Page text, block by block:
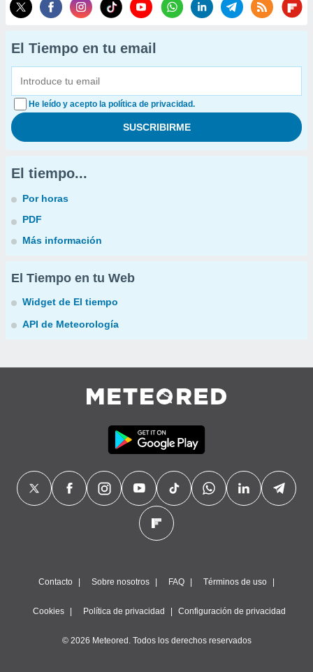
El Tiempo en tu email
He leído y acepto la política de privacidad.
El tiempo...
Por horas
PDF
Más información
El Tiempo en tu Web
Widget de El tiempo
API de Meteorología
Contacto Sobre nosotros FAQ Términos de uso
Cookies Política de privacidad Configuración de privacidad
© 2026 Meteored. Todos los derechos reservados